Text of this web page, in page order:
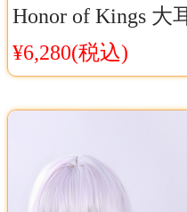
Honor of Kings 大
（ヤオ）サンリオ
スプレウィッグ
送料無料
¥6,280(税込)